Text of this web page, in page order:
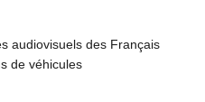
audiovisuels des Français
de véhicules